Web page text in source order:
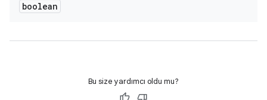
boolean
Bu size yardımcı oldu mu?